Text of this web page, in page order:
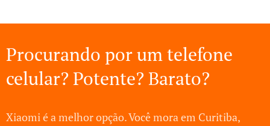
Procurando por um telefone
celular? Potente? Barato?
Xiaomi é a melhor opção. Você mora em Curitiba,